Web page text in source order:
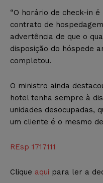
“O horário de check-in
contrato de
advertência de que o
disposição do hóspede
completou.
O ministro ainda
hotel tenha sempre à
unidades desocupadas,
um cliente é o mesmo
REsp 1717111
Clique aqui para ler a